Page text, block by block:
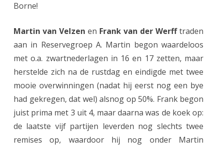
A
s
e
n
a
Borne!
Martin van Velzen en Frank van der Werfftraden
aan in Reservegroep A. Martin begon waardeloos
met o.a. zwartnederlagen in 16 en 17 zetten, maar
herstelde zich na de rustdag en eindigde met twee
mooie overwinningen (nadat hij eerst nog een bye
had gekregen, dat wel) alsnog op 50%. Frank begon
juist prima met 3 uit 4, maar daarna was de koek op:
de laatste vijf partijen leverden nog slechts twee
remises op, waardoor hij nog onder Martin